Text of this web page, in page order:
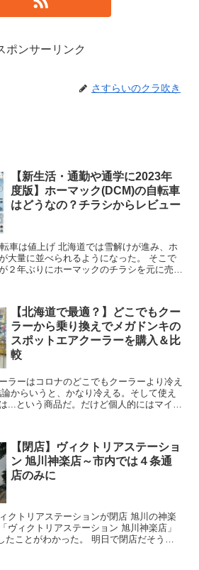
ポンサーリンク
さすらいのクラ吹き
【新生活・通勤や通学に2023年
度版】ホーマック(DCM)の自転車
はどうなの？チラシからレビュー
車は値上げ 北海道では雪解けが進み、ホ
大量に並べられるようになった。 そこで
２年ぶりにホーマックのチラシを元に売ら
【北海道で最適？】どこでもクー
ラーから乗り換えでメガドンキの
スポットエアクーラーを購入＆比
較
ラーはコロナのどこでもクーラーより冷え
からいうと、かなり冷える。そして使え
...という商品だ。だけど個人的にはマイナ
【閉店】ヴィクトリアステーショ
ン 旭川神楽店～市内では４条通
店のみに
クトリアステーションが閉店 旭川の神楽
ヴィクトリアステーション 旭川神楽店」
たことがわかった。 明日で閉店だそうで